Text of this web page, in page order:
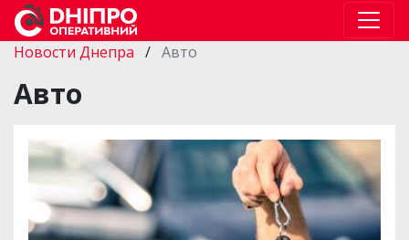
Новости Днепра / Авто
Авто